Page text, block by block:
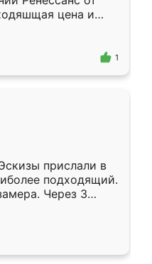
цена и
Приехавший
самый
1
прислали в
подходящий.
Через 3
Остались
Ренессанс
работу!